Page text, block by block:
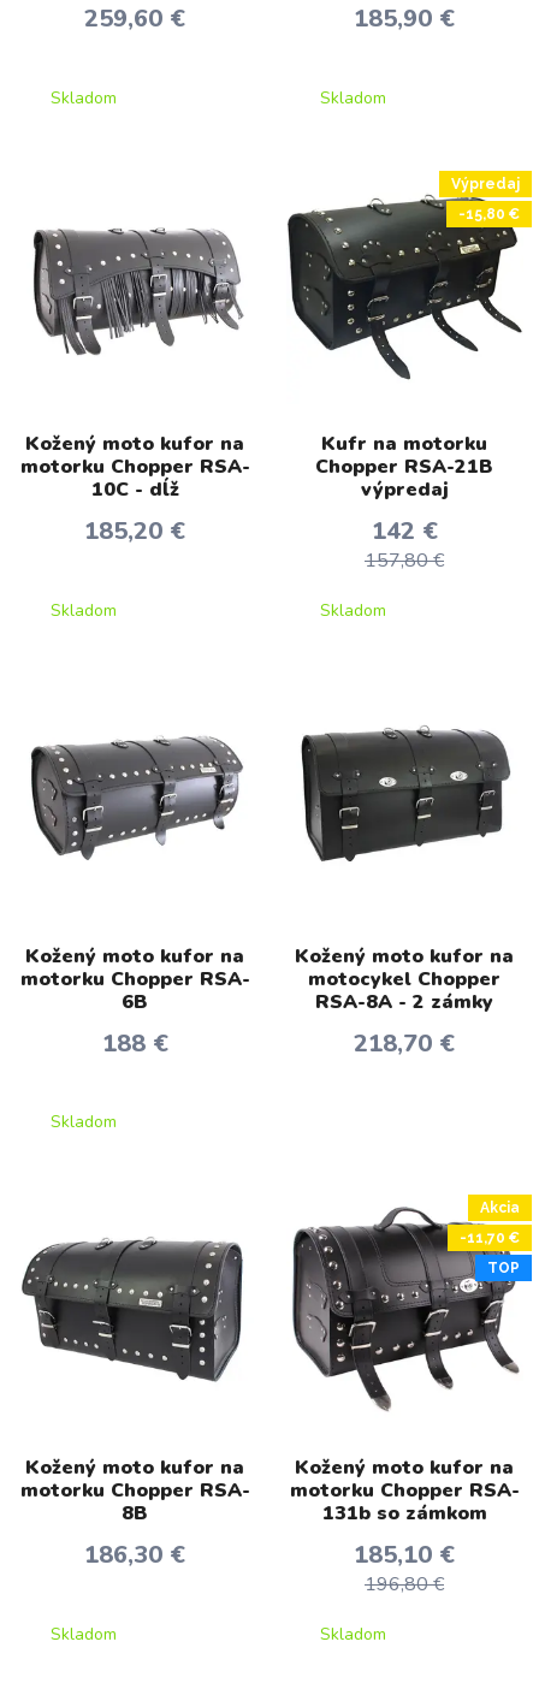
259,60 €
Skladom
185,90 €
Skladom
Kožený moto kufor na
motorku Chopper RSA-
10C - dĺž
185,20 €
Skladom
Výpredaj
-15,80 €
Kufr na motorku
Chopper RSA-21B
výpredaj
142 €
157,80 €
Skladom
Kožený moto kufor na
motorku Chopper RSA-
6B
188 €
Skladom
Kožený moto kufor na
motocykel Chopper
RSA-8A - 2 zámky
218,70 €
Kožený moto kufor na
motorku Chopper RSA-
8B
186,30 €
Skladom
Akcia
-11,70 €
TOP
Kožený moto kufor na
motorku Chopper RSA-
131b so zámkom
185,10 €
196,80 €
Skladom